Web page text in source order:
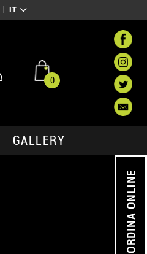
IT
0
GALLERY
ORDINA ONLINE